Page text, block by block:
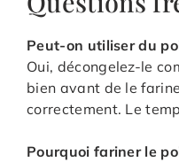
Peut-on utiliser du
Oui, décongelez-le
bien avant de le
correctement. Le
Pourquoi fariner le